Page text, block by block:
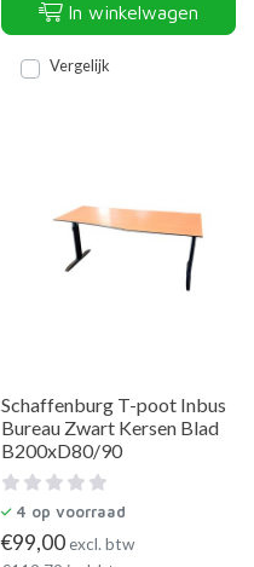
In winkelwagen
Vergelijk
Schaffenburg T-poot Inbus
Bureau Zwart Kersen Blad
B200xD80/90
4 op voorraad
€99,00excl. btw